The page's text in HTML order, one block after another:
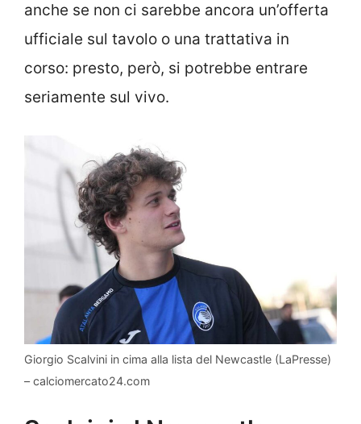
anche se non ci sarebbe ancora un’offerta
ufficiale sul tavolo o una trattativa in
corso: presto, però, si potrebbe entrare
seriamente sul vivo.
Giorgio Scalvini in cima alla lista del Newcastle (LaPresse)
– calciomercato24.com